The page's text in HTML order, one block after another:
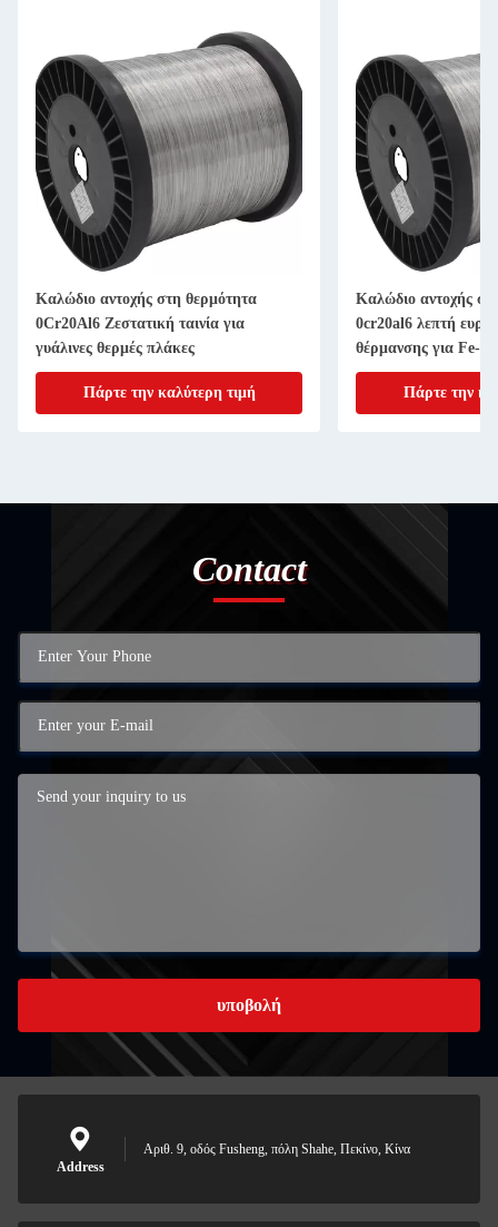
Καλώδιο αντοχής στη θερμότητα
0Cr20Al6 Ζεστατική ταινία για
γυάλινες θερμές πλάκες
Πάρτε την καλύτερη τιμή
Καλώδιο αντοχής
0cr20al6 λεπτή
θέρμανσης για Fe-
Πάρτε την
Contact
υποβολή
Address
Αριθ. 9, οδός Fusheng, πόλη Shahe, Πεκίνο, Κίνα